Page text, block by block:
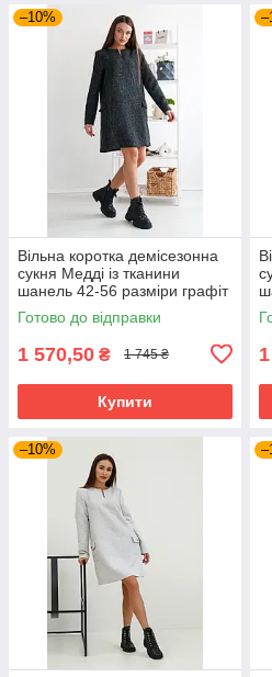
–10%
Вільна коротка демісезонна
сукня Медді із тканини
шанель 42-56 разміри графіт
Готово до відправки
1 570,50 ₴ 1 745 ₴
Купити
–10%